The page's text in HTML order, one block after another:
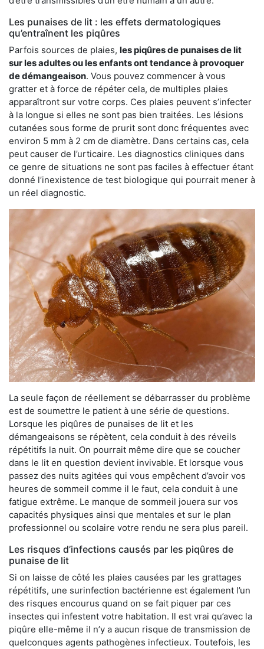
Les punaises de lit : les effets dermatologiques
qu’entraînent les piqûres
Parfois sources de plaies, les piqûres de punaises de lit
sur les adultes ou les enfants ont tendance à provoquer
de démangeaison. Vous pouvez commencer à vous
gratter et à force de répéter cela, de multiples plaies
apparaîtront sur votre corps. Ces plaies peuvent s’infecter
à la longue si elles ne sont pas bien traitées. Les lésions
cutanées sous forme de prurit sont donc fréquentes avec
environ 5 mm à 2 cm de diamètre. Dans certains cas, cela
peut causer de l’urticaire. Les diagnostics cliniques dans
ce genre de situations ne sont pas faciles à effectuer étant
donné l’inexistence de test biologique qui pourrait mener à
un réel diagnostic.
La seule façon de réellement se débarrasser du problème
est de soumettre le patient à une série de questions.
Lorsque les piqûres de punaises de lit et les
démangeaisons se répètent, cela conduit à des réveils
répétitifs la nuit. On pourrait même dire que se coucher
dans le lit en question devient invivable. Et lorsque vous
passez des nuits agitées qui vous empêchent d’avoir vos
heures de sommeil comme il le faut, cela conduit à une
fatigue extrême. Le manque de sommeil jouera sur vos
capacités physiques ainsi que mentales et sur le plan
professionnel ou scolaire votre rendu ne sera plus pareil.
Les risques d’infections causés par les piqûres de
punaise de lit
Si on laisse de côté les plaies causées par les grattages
répétitifs, une surinfection bactérienne est également l’un
des risques encourus quand on se fait piquer par ces
insectes qui infestent votre habitation. Il est vrai qu’avec la
piqûre elle-même il n’y a aucun risque de transmission de
quelconques agents pathogènes infectieux. Toutefois, les